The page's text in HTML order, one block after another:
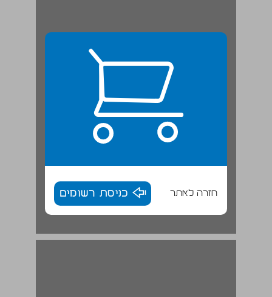
חזרה לאתר כניסת רשומים